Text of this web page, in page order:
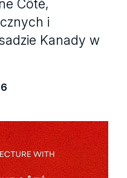
Côté,
i
Kanady w